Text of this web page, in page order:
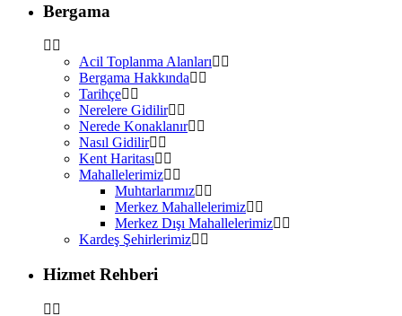
Bergama
Acil Toplanma Alanları
Bergama Hakkında
Tarihçe
Nerelere Gidilir
Nerede Konaklanır
Nasıl Gidilir
Kent Haritası
Mahallelerimiz
Muhtarlarımız
Merkez Mahallelerimiz
Merkez Dışı Mahallelerimiz
Kardeş Şehirlerimiz
Hizmet Rehberi